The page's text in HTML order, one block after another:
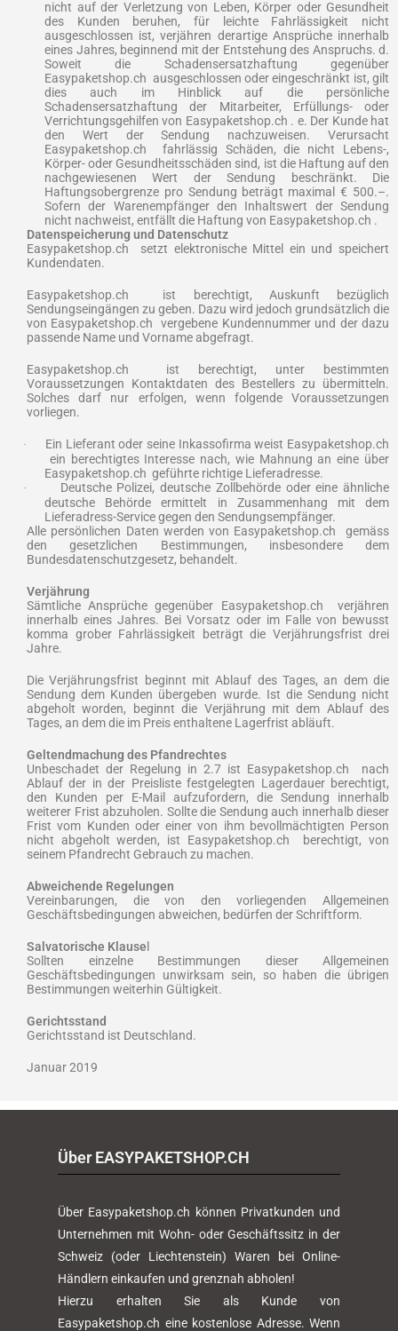
nicht auf der Verletzung von Leben, Körper oder Gesundheit
des Kunden beruhen, für leichte Fahrlässigkeit nicht
ausgeschlossen ist, verjähren derartige Ansprüche innerhalb
eines Jahres, beginnend mit der Entstehung des Anspruchs. d.
Soweit die Schadensersatzhaftung gegenüber
Easypaketshop.ch ausgeschlossen oder eingeschränkt ist, gilt
dies auch im Hinblick auf die persönliche
Schadensersatzhaftung der Mitarbeiter, Erfüllungs- oder
Verrichtungsgehilfen von Easypaketshop.ch . e. Der Kunde hat
den Wert der Sendung nachzuweisen. Verursacht
Easypaketshop.ch fahrlässig Schäden, die nicht Lebens-,
Körper- oder Gesundheitsschäden sind, ist die Haftung auf den
nachgewiesenen Wert der Sendung beschränkt. Die
Haftungsobergrenze pro Sendung beträgt maximal € 500.–.
Sofern der Warenempfänger den Inhaltswert der Sendung
nicht nachweist, entfällt die Haftung von Easypaketshop.ch .
Datenspeicherung und Datenschutz
Easypaketshop.ch setzt elektronische Mittel ein und speichert
Kundendaten.
Easypaketshop.ch ist berechtigt, Auskunft bezüglich
Sendungseingängen zu geben. Dazu wird jedoch grundsätzlich die
von Easypaketshop.ch vergebene Kundennummer und der dazu
passende Name und Vorname abgefragt.
Easypaketshop.ch ist berechtigt, unter bestimmten
Voraussetzungen Kontaktdaten des Bestellers zu übermitteln.
Solches darf nur erfolgen, wenn folgende Voraussetzungen
vorliegen.
·
Ein Lieferant oder seine Inkassofirma weist Easypaketshop.ch
ein berechtigtes Interesse nach, wie Mahnung an eine über
Easypaketshop.ch geführte richtige Lieferadresse.
·
Deutsche Polizei, deutsche Zollbehörde oder eine ähnliche
deutsche Behörde ermittelt in Zusammenhang mit dem
Lieferadress-Service gegen den Sendungsempfänger.
Alle persönlichen Daten werden von Easypaketshop.ch gemäss
den gesetzlichen Bestimmungen, insbesondere dem
Bundesdatenschutzgesetz, behandelt.
Verjährung
Sämtliche Ansprüche gegenüber Easypaketshop.ch verjähren
innerhalb eines Jahres. Bei Vorsatz oder im Falle von bewusst
komma grober Fahrlässigkeit beträgt die Verjährungsfrist drei
Jahre.
Die Verjährungsfrist beginnt mit Ablauf des Tages, an dem die
Sendung dem Kunden übergeben wurde. Ist die Sendung nicht
abgeholt worden, beginnt die Verjährung mit dem Ablauf des
Tages, an dem die im Preis enthaltene Lagerfrist abläuft.
Geltendmachung des Pfandrechtes
Unbeschadet der Regelung in 2.7 ist Easypaketshop.ch nach
Ablauf der in der Preisliste festgelegten Lagerdauer berechtigt,
den Kunden per E-Mail aufzufordern, die Sendung innerhalb
weiterer Frist abzuholen. Sollte die Sendung auch innerhalb dieser
Frist vom Kunden oder einer von ihm bevollmächtigten Person
nicht abgeholt werden, ist Easypaketshop.ch berechtigt, von
seinem Pfandrecht Gebrauch zu machen.
Abweichende Regelungen
Vereinbarungen, die von den vorliegenden Allgemeinen
Geschäftsbedingungen abweichen, bedürfen der Schriftform.
Salvatorische Klause
Sollten einzelne Bestimmungen dieser Allgemeinen
Geschäftsbedingungen unwirksam sein, so haben die übrigen
Bestimmungen weiterhin Gültigkeit.
Gerichtsstand
Gerichtsstand ist Deutschland.
Januar 2019
Über EASYPAKETSHOP.CH
Über Easypaketshop.ch können Privatkunden und
Unternehmen mit Wohn- oder Geschäftssitz in der
Schweiz (oder Liechtenstein) Waren bei Online-
Händlern einkaufen und grenznah abholen!
Hierzu erhalten Sie als Kunde von
Easypaketshop.ch eine kostenlose Adresse. Wenn